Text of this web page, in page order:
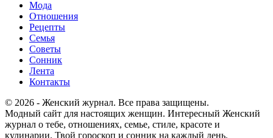
Мода
Отношения
Рецепты
Семья
Советы
Сонник
Лента
Контакты
© 2026 - Женский журнал. Все права защищены.
Модный сайт для настоящих женщин. Интересный Женский
журнал о тебе, отношениях, семье, стиле, красоте и
кулинарии. Твой гороскоп и сонник на каждый день.